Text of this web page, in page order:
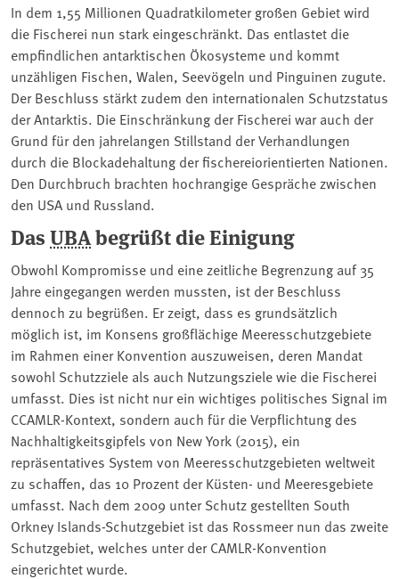
In dem 1,55 Millionen Quadratkilometer großen Gebiet wird
die Fischerei nun stark eingeschränkt. Das entlastet die
empfindlichen antarktischen Ökosysteme und kommt
unzähligen Fischen, Walen, Seevögeln und Pinguinen zugute.
Der Beschluss stärkt zudem den internationalen Schutzstatus
der Antarktis. Die Einschränkung der Fischerei war auch der
Grund für den jahrelangen Stillstand der Verhandlungen
durch die Blockadehaltung der fischereiorientierten Nationen.
Den Durchbruch brachten hochrangige Gespräche zwischen
den USA und Russland.
DasUBAbegrüßt die Einigung
Obwohl Kompromisse und eine zeitliche Begrenzung auf 35
Jahre eingegangen werden mussten, ist der Beschluss
dennoch zu begrüßen. Er zeigt, dass es grundsätzlich
möglich ist, im Konsens großflächige Meeresschutzgebiete
im Rahmen einer Konvention auszuweisen, deren Mandat
sowohl Schutzziele als auch Nutzungsziele wie die Fischerei
umfasst. Dies ist nicht nur ein wichtiges politisches Signal im
CCAMLR-Kontext, sondern auch für die Verpflichtung des
Nachhaltigkeitsgipfels von New York (2015), ein
repräsentatives System von Meeresschutzgebieten weltweit
zu schaffen, das 10 Prozent der Küsten- und Meeresgebiete
umfasst. Nach dem 2009 unter Schutz gestellten South
Orkney Islands-Schutzgebiet ist das Rossmeer nun das zweite
Schutzgebiet, welches unter der CAMLR-Konvention
eingerichtet wurde.